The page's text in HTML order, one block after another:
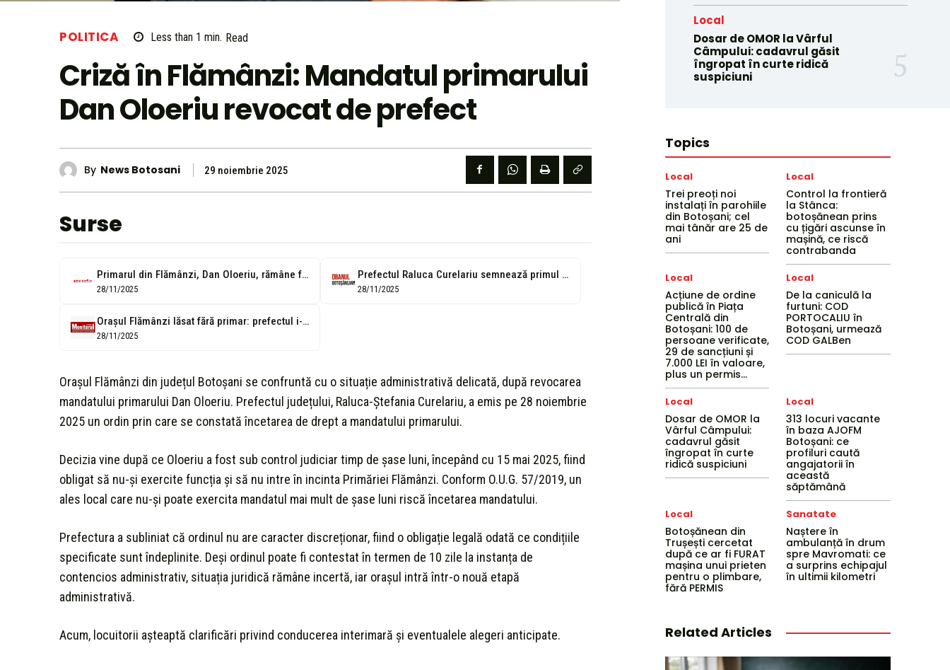
POLITICA Less than 1 min. Read
Criză în Flămânzi: Mandatul primarului
Dan Oloeriu revocat de prefect
By News Botosani 29 noiembrie 2025
Surse
Primarul din Flămânzi, Dan Oloeriu, rămâne fără mandat prin ordin al prefectului
28/11/2025
Prefectul Raluca Curelariu semnează primul ordin major: mandatul lui Oloeriu Dan încetează...
28/11/2025
Orașul Flămânzi lăsat fără primar: prefectul i-a revocat mandatul lui Dan Oloeriu
28/11/2025
Orașul Flămânzi din județul Botoșani se confruntă cu o situație administrativă delicată, după revocarea
mandatului primarului Dan Oloeriu. Prefectul județului, Raluca-Ștefania Curelariu, a emis pe 28 noiembrie
2025 un ordin prin care se constată încetarea de drept a mandatului primarului.
Decizia vine după ce Oloeriu a fost sub control judiciar timp de șase luni, începând cu 15 mai 2025, fiind
obligat să nu-și exercite funcția și să nu intre în incinta Primăriei Flămânzi. Conform O.U.G. 57/2019, un
ales local care nu-și poate exercita mandatul mai mult de șase luni riscă încetarea mandatului.
Prefectura a subliniat că ordinul nu are caracter discreționar, fiind o obligație legală odată ce condițiile
specificate sunt îndeplinite. Deși ordinul poate fi contestat în termen de 10 zile la instanța de
contencios administrativ, situația juridică rămâne incertă, iar orașul intră într-o nouă etapă
administrativă.
Acum, locuitorii așteaptă clarificări privind conducerea interimară și eventualele alegeri anticipate.
Local
Dosar de OMOR la Vârful
Câmpului: cadavrul găsit
îngropat în curte ridică
suspiciuni
Topics
Local
Trei preoți noi
instalați în parohiile
din Botoșani; cel
mai tânăr are 25 de
ani
Local
Control la frontieră
la Stânca:
botoșănean prins
cu țigări ascunse în
mașină, ce riscă
contrabanda
Local
Acțiune de ordine
publică în Piața
Centrală din
Botoșani: 100 de
persoane verificate,
29 de sancțiuni și
7.000 LEI în valoare,
plus un permis...
Local
De la caniculă la
furtuni: COD
PORTOCALIU în
Botoșani, urmează
COD GALBen
Local
Dosar de OMOR la
Vârful Câmpului:
cadavrul găsit
îngropat în curte
ridică suspiciuni
Local
313 locuri vacante
în baza AJOFM
Botoșani: ce
profiluri caută
angajatorii în
această
săptămână
Local
Botoșănean din
Trușești cercetat
după ce ar fi FURAT
mașina unui prieten
pentru o plimbare,
fără PERMIS
Sanatate
Naștere în
ambulanță în drum
spre Mavromati: ce
a surprins echipajul
în ultimii kilometri
Related Articles